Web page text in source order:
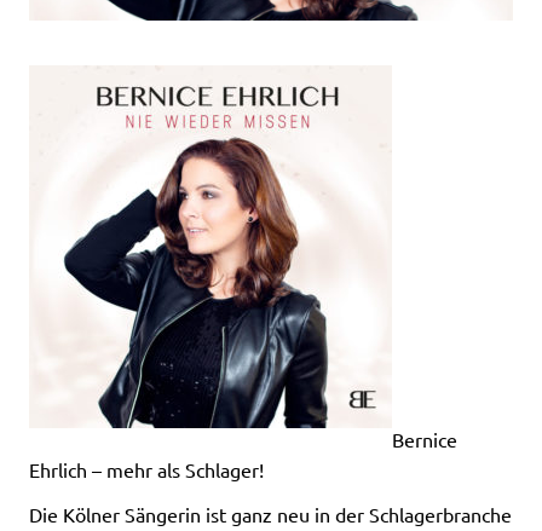
Bernice
Ehrlich – mehr als Schlager!
Die Kölner Sängerin ist ganz neu in der Schlagerbranche